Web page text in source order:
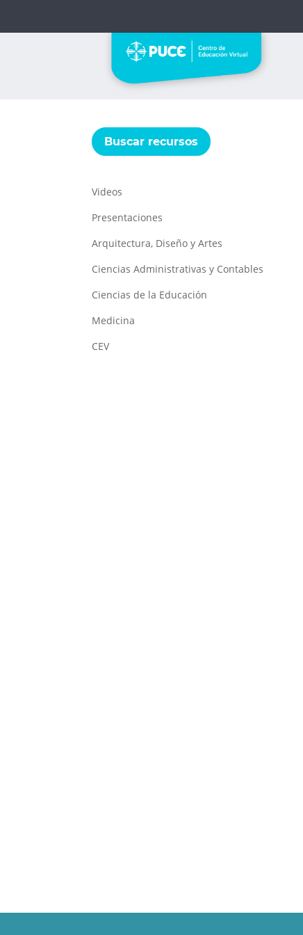
Buscar recursos
Videos
Presentaciones
Arquitectura, Diseño y Artes
Ciencias Administrativas y Contables
Ciencias de la Educación
Medicina
CEV